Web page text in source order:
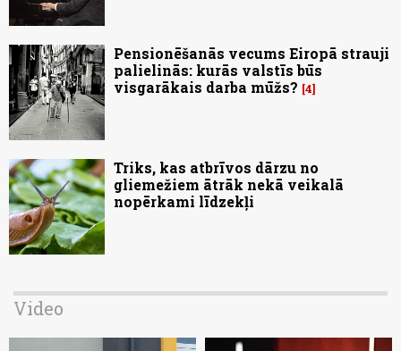
Pensionēšanās vecums Eiropā strauji
palielinās: kurās valstīs būs
visgarākais darba mūžs? 4
Triks, kas atbrīvos dārzu no
gliemežiem ātrāk nekā veikalā
nopērkami līdzekļi
Video